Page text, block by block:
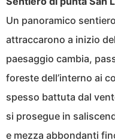
Un panoramico
attraccarono a inizio
paesaggio cambia,
foreste dell’interno ai
spesso battuta dal
si prosegue in
e mezza abbondanti